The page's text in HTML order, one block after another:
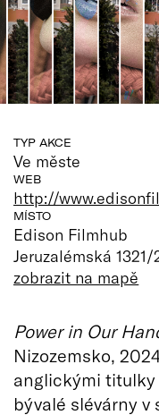
TYP AKCE
Ve měste
WEB
http://
MÍSTO
Edison Filmhub
Jeruzalémská 1321/
zobrazit na mapě
Power in Our
Nizozemsko,
anglickými titulky
bývalé slévárny v